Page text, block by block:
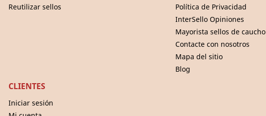
Reutilizar sellos
Política de Privacidad
InterSello Opiniones
Mayorista sellos de caucho
Contacte con nosotros
Mapa del sitio
Blog
CLIENTES
Iniciar sesión